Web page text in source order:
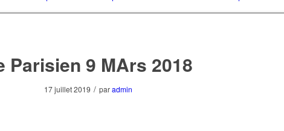
Parisien 9 MArs 2018
17 juillet 2019 / paradmin